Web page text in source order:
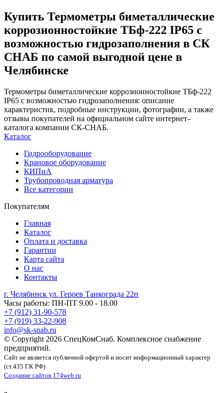
Купить Термометры биметаллические
коррозионностойкие ТБф-222 IP65 с
возможностью гидрозаполнения в СК
СНАБ по самой выгодной цене в
Челябинске
Термометры биметаллические коррозионностойкие ТБф-222
IP65 с возможностью гидрозаполнения: описание
характеристик, подробные инструкции, фотографии, а также
отзывы покупателей на официальном сайте интернет–
каталога компании СК-СНАБ.
Каталог
Гидрооборудование
Крановое оборудование
КИПиА
Трубопроводная арматура
Все категории
Покупателям
Главная
Каталог
Оплата и доставка
Гарантии
Карта сайта
О нас
Контакты
г. Челябинск ул. Героев Танкограда 22п
Часы работы: ПН-ПТ 9.00 - 18.00
+7 (912) 31-90-578
+7 (919) 33-22-908
info@sk-snab.ru
© Copyright 2026 СпецКомСнаб. Комплексное снабжение
предприятий.
Сайт не является публичной офертой и носит информационный характер
(ст.435 ГК РФ)
Создание сайтов 174web.ru